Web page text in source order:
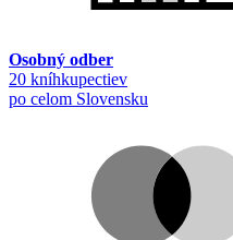
Osobný odber
20 kníhkupectiev
po celom Slovensku